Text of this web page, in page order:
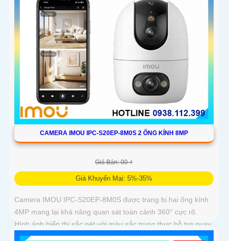
CAMERA IMOU IPC-S20EP-8M0S 2 ỐNG KÍNH 8MP
Giá Bán: 00 ₫
Giá Khuyến Mại: 5%-35%
Camera IMOU IPC-S20EP-8M0S được trang bị hai ống kính
4MP mang lại khả năng quan sát toàn cảnh 360° cực rõ.
Hình ảnh hiển thị sắc nét với màu sắc trung thực hỗ trợ quay
ngang 355° và dọc 90°